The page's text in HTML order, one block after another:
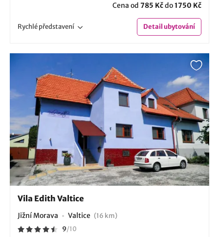
Cena od 785 Kčdo1750 Kč
Rychlépředstavení Detailubytování
Vila Edith Valtice
Jižní Morava Valtice (16 km)
9/10